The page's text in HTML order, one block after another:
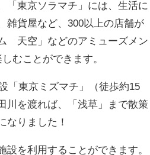
「東京ソラマチ」には、生活に
雑貨屋など、300以上の店舗が
天空」などのアミューズメン
むことができます。
「東京ミズマチ」（徒歩約15
川を渡れば、「浅草」まで散策
なりました！
を利用することができます。